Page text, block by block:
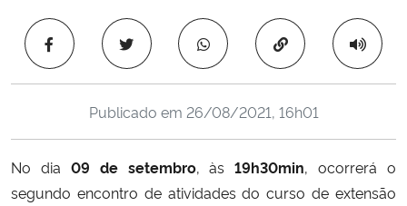
Ministério da Cidadania
Ministério da Saúde
Ministério de Minas e Energia
Ministério da Ciência, Tecnologia, Inovações e Comunicações
Copiar para área
Publicado em 26/08/2021, 16h01
No dia 09 de setembro, às19h30min, ocorrerá o
segundo encontro de atividades do curso de extensão